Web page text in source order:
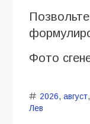
Фото
2026, август,
Лев